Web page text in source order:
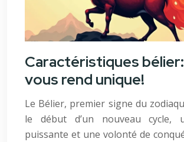
Caractéristiques
vous rend unique!
Le Bélier, premier signe du
le début d’un nouveau cycle,
puissante et une volonté de